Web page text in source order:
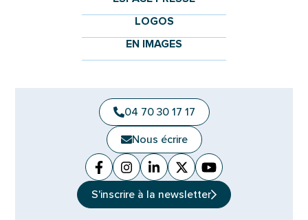
LOGOS
EN IMAGES
04 70 30 17 17
Nous écrire
Facebook
(ouverture dans un nouvel onglet)
Instagram
(ouverture dans un nouvel
Linkedin
(ouverture dans un nouvel
X (Twitter)
(ouverture dans un
YouTube
(ouverture dans
S'inscrire à la newsletter